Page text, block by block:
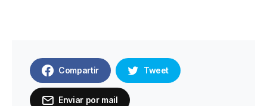
Compartir Tweet
Enviar por mail